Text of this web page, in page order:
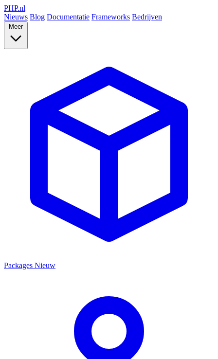
PHP.nl
Nieuws Blog Documentatie Frameworks Bedrijven
Meer
Packages Nieuw